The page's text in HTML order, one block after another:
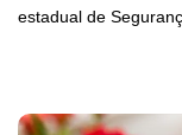
estadual de